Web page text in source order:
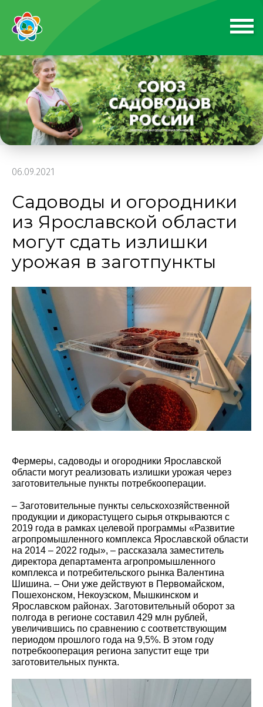
06.09.2021
Садоводы и огородники
из Ярославской области
могут сдать излишки
урожая в заготпункты
Фермеры, садоводы и огородники Ярославской
области могут реализовать излишки урожая через
заготовительные пункты потребкооперации.
– Заготовительные пункты сельскохозяйственной
продукции и дикорастущего сырья открываются с
2019 года в рамках целевой программы «Развитие
агропромышленного комплекса Ярославской области
на 2014 – 2022 годы», – рассказала заместитель
директора департамента агропромышленного
комплекса и потребительского рынка Валентина
Шишина. – Они уже действуют в Первомайском,
Пошехонском, Некоузском, Мышкинском и
Ярославском районах. Заготовительный оборот за
полгода в регионе составил 429 млн рублей,
увеличившись по сравнению с соответствующим
периодом прошлого года на 9,5%. В этом году
потребкооперация региона запустит еще три
заготовительных пункта.